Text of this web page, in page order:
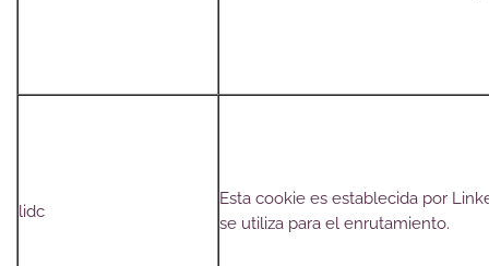
lidc
Esta cookie es establecida por
se utiliza para el enrutamiento.